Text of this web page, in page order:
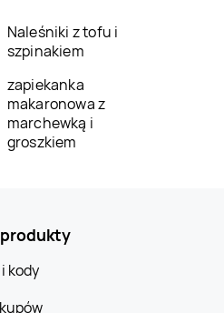
Naleśniki z tofu i
szpinakiem
zapiekanka
makaronowa z
marchewką i
groszkiem
kody